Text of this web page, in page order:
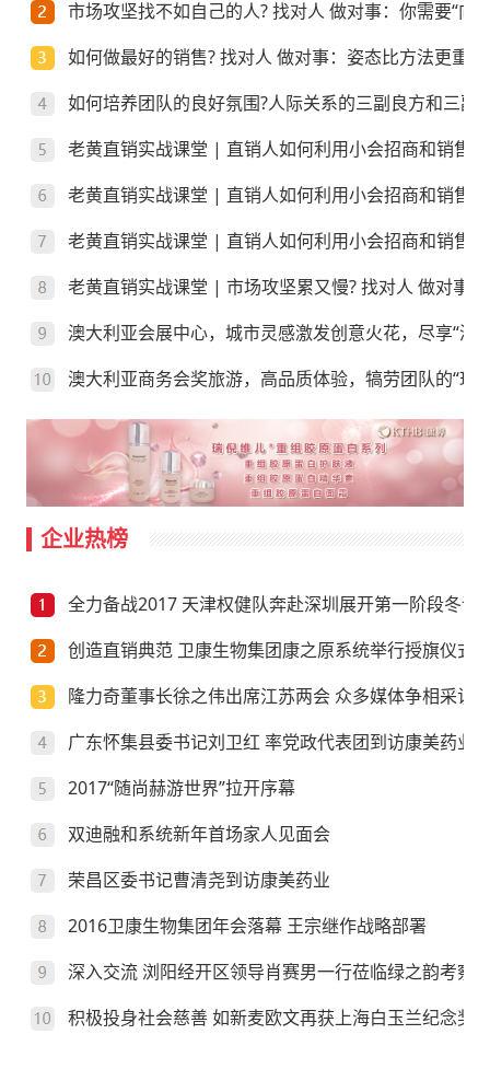
市场攻坚找不如自己的人? 找对人 做对事：你需要“向
如何做最好的销售? 找对人 做对事：姿态比方法更重要!
如何培养团队的良好氛围?人际关系的三副良方和三副
老黄直销实战课堂 | 直销人如何利用小会招商和销售
老黄直销实战课堂 | 直销人如何利用小会招商和销售
老黄直销实战课堂 | 直销人如何利用小会招商和销售
老黄直销实战课堂 | 市场攻坚累又慢? 找对人 做对事
澳大利亚会展中心，城市灵感激发创意火花，尽享“澳”
澳大利亚商务会奖旅游，高品质体验，犒劳团队的“玩”
企业热榜
全力备战2017 天津权健队奔赴深圳展开第一阶段冬训
创造直销典范 卫康生物集团康之原系统举行授旗仪式
隆力奇董事长徐之伟出席江苏两会 众多媒体争相采访
广东怀集县委书记刘卫红 率党政代表团到访康美药业
2017“随尚赫游世界”拉开序幕
双迪融和系统新年首场家人见面会
荣昌区委书记曹清尧到访康美药业
2016卫康生物集团年会落幕 王宗继作战略部署
深入交流 浏阳经开区领导肖赛男一行莅临绿之韵考察
积极投身社会慈善 如新麦欧文再获上海白玉兰纪念奖